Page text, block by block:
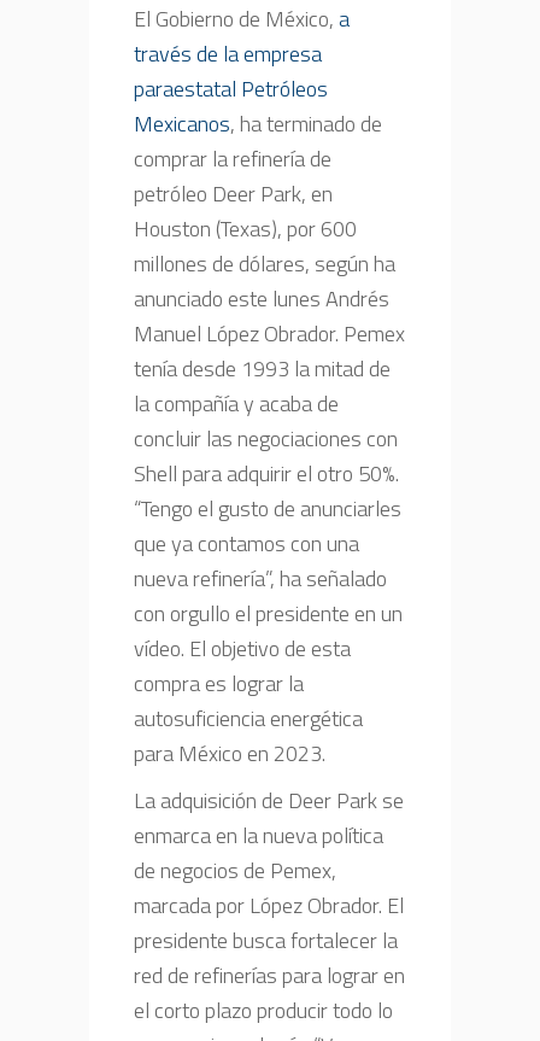
El Gobierno de México,a
través de la empresa
paraestatal Petróleos
Mexicanos, ha terminado de
comprar la refinería de
petróleo Deer Park, en
Houston (Texas), por 600
millones de dólares, según ha
anunciado este lunes Andrés
Manuel López Obrador. Pemex
tenía desde 1993 la mitad de
la compañía y acaba de
concluir las negociaciones con
Shell para adquirir el otro 50%.
“Tengo el gusto de anunciarles
que ya contamos con una
nueva refinería”, ha señalado
con orgullo el presidente en un
vídeo. El objetivo de esta
compra es lograr la
autosuficiencia energética
para México en 2023.
La adquisición de Deer Park se
enmarca en la nueva política
de negocios de Pemex,
marcada por López Obrador. El
presidente busca fortalecer la
red de refinerías para lograr en
el corto plazo producir todo lo